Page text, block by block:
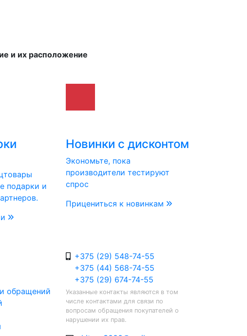
и их расположение
подарки и
Новинки с дисконтом
Экономьте, пока
производители тестируют
спрос
Прицениться к новинкам
обращений
+375 (29) 548-74-55
+375 (44) 568-74-55
+375 (29) 674-74-55
Указанные контакты являются в том
числе контактами для связи по
вопросам обращения покупателей о
нарушении их прав.